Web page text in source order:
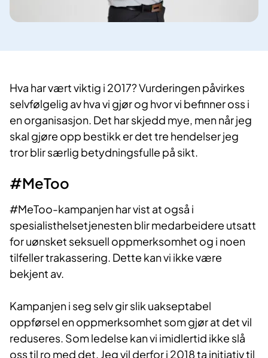
Hva har vært viktig i 2017? Vurderingen påvirkes
selvfølgelig av hva vi gjør og hvor vi befinner oss i
en organisasjon. Det har skjedd mye, men når jeg
skal gjøre opp bestikk er det tre hendelser jeg
tror blir særlig betydningsfulle på sikt.
#MeToo
#MeToo-kampanjen har vist at også i
spesialisthelsetjenesten blir medarbeidere utsatt
for uønsket seksuell oppmerksomhet og i noen
tilfeller trakassering. Dette kan vi ikke være
bekjent av.
Kampanjen i seg selv gir slik uakseptabel
oppførsel en oppmerksomhet som gjør at det vil
reduseres. Som ledelse kan vi imidlertid ikke slå
oss til ro med det. Jeg vil derfor i 2018 ta initiativ til